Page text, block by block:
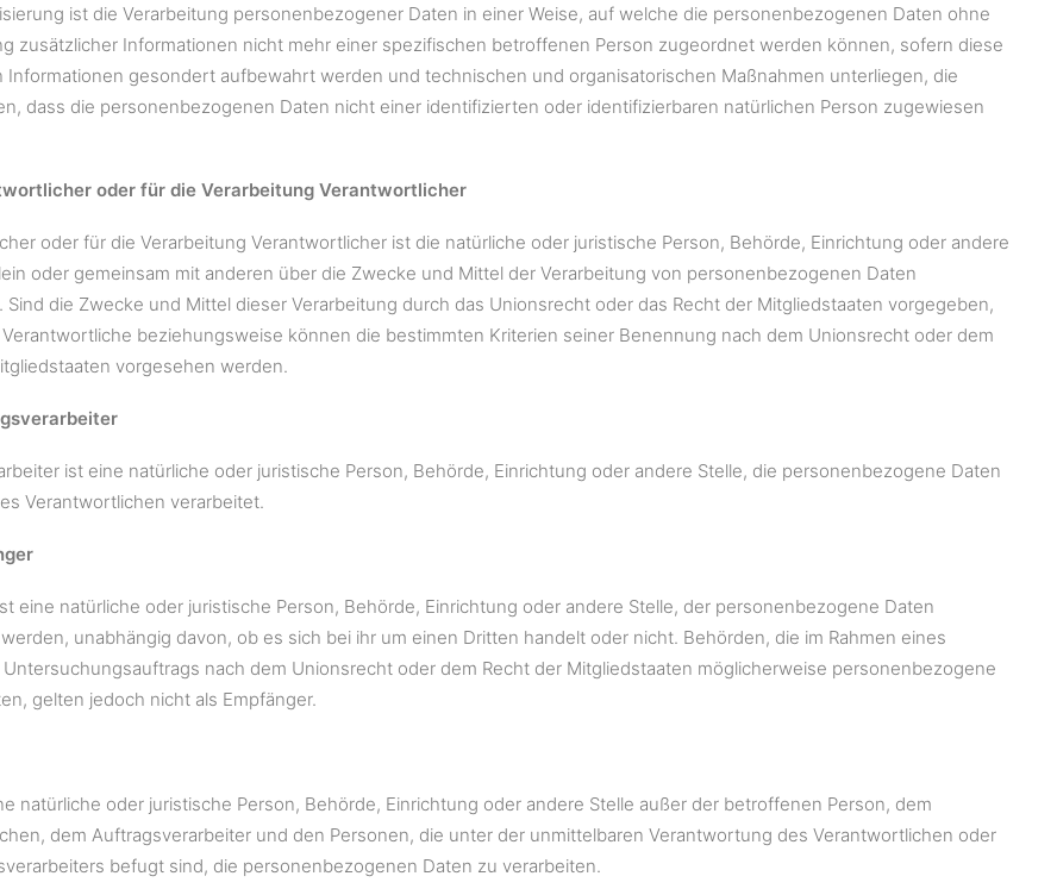
ist die Verarbeitung personenbezogener Daten in einer Weise, auf welche die personenbezogenen Daten ohne
zusätzlicher Informationen nicht mehr einer spezifischen betroffenen Person zugeordnet werden können, sofern diese
Informationen gesondert aufbewahrt werden und technischen und organisatorischen Maßnahmen unterliegen, die
dass die personenbezogenen Daten nicht einer identifizierten oder identifizierbaren natürlichen Person zugewiesen
oder für die Verarbeitung Verantwortlicher
oder für die Verarbeitung Verantwortlicher ist die natürliche oder juristische Person, Behörde, Einrichtung oder andere
oder gemeinsam mit anderen über die Zwecke und Mittel der Verarbeitung von personenbezogenen Daten
Sind die Zwecke und Mittel dieser Verarbeitung durch das Unionsrecht oder das Recht der Mitgliedstaaten vorgegeben,
beziehungsweise können die bestimmten Kriterien seiner Benennung nach dem Unionsrecht oder dem
vorgesehen werden.
ist eine natürliche oder juristische Person, Behörde, Einrichtung oder andere Stelle, die personenbezogene Daten
Verantwortlichen verarbeitet.
eine natürliche oder juristische Person, Behörde, Einrichtung oder andere Stelle, der personenbezogene Daten
unabhängig davon, ob es sich bei ihr um einen Dritten handelt oder nicht. Behörden, die im Rahmen eines
nach dem Unionsrecht oder dem Recht der Mitgliedstaaten möglicherweise personenbezogene
gelten jedoch nicht als Empfänger.
natürliche oder juristische Person, Behörde, Einrichtung oder andere Stelle außer der betroffenen Person, dem
dem Auftragsverarbeiter und den Personen, die unter der unmittelbaren Verantwortung des Verantwortlichen oder
befugt sind, die personenbezogenen Daten zu verarbeiten.